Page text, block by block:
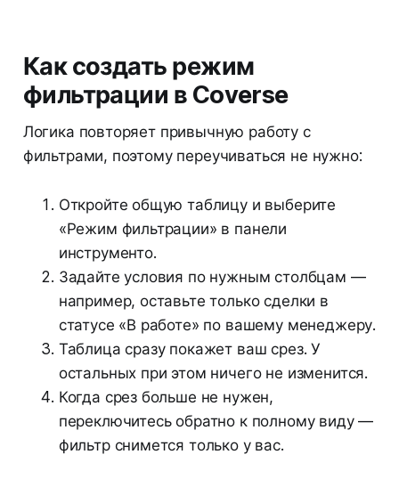
Как создать режим
фильтрации в Coverse
Логика повторяет привычную работу с
фильтрами, поэтому переучиваться не нужно:
Откройте общую таблицу и выберите
«Режим фильтрации» в панели
инструменто.
Задайте условия по нужным столбцам —
например, оставьте только сделки в
статусе «В работе» по вашему менеджеру.
Таблица сразу покажет ваш срез. У
остальных при этом ничего не изменится.
Когда срез больше не нужен,
переключитесь обратно к полному виду —
фильтр снимется только у вас.